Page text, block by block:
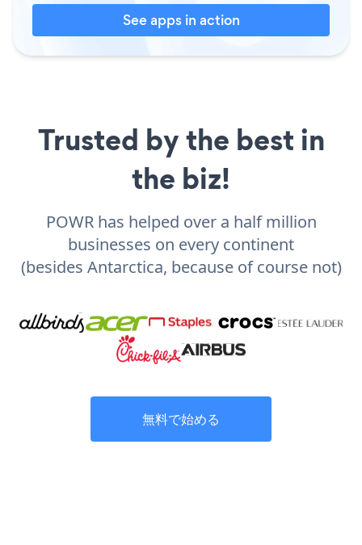
See apps in action
Trusted by the best in
the biz!
POWR has helped over a half million
businesses on every continent
(besides Antarctica, because of course not)
無料で始める